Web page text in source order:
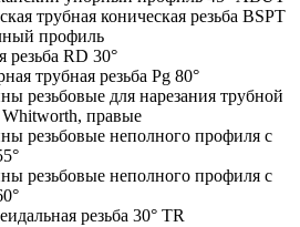
трубная коническая резьба BSPT
профиль
резьба RD 30°
трубная резьба Pg 80°
резьбовые для нарезания трубной
Whitworth, правые
резьбовые неполного профиля с
резьбовые неполного профиля с
резьба 30° TR